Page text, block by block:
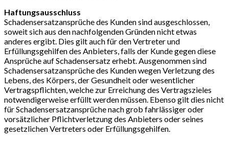
Haftungsausschluss
Schadensersatzansprüche des Kunden sind ausgeschlossen,
soweit sich aus den nachfolgenden Gründen nicht etwas
anderes ergibt. Dies gilt auch für den Vertreter und
Erfüllungsgehilfen des Anbieters, falls der Kunde gegen diese
Ansprüche auf Schadensersatz erhebt. Ausgenommen sind
Schadensersatzansprüche des Kunden wegen Verletzung des
Lebens, des Körpers, der Gesundheit oder wesentlicher
Vertragspflichten, welche zur Erreichung des Vertragszieles
notwendigerweise erfüllt werden müssen. Ebenso gilt dies nicht
für Schadensersatzansprüche nach grob fahrlässiger oder
vorsätzlicher Pflichtverletzung des Anbieters oder seines
gesetzlichen Vertreters oder Erfüllungsgehilfen.